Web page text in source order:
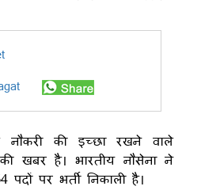
की इच्छा रखने वाले
खबर है। भारतीय नौसेना ने
पर भर्ती निकाली है।